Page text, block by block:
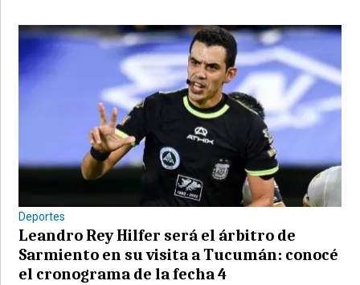
Deportes
Leandro Rey Hilfer será el árbitro de
Sarmiento en su visita a Tucumán: conocé
el cronograma de la fecha 4